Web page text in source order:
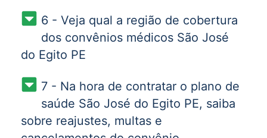
6 - Veja qual a região de cobertura
dos convênios médicos São José
do Egito PE
7 - Na hora de contratar o plano de
saúde São José do Egito PE, saiba
sobre reajustes, multas e